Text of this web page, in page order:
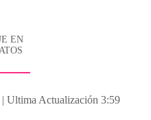
EN
| Ultima Actualización 3:59